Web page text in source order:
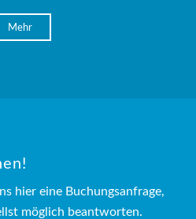
Mehr
hier eine Buchungsanfrage,
möglich beantworten.